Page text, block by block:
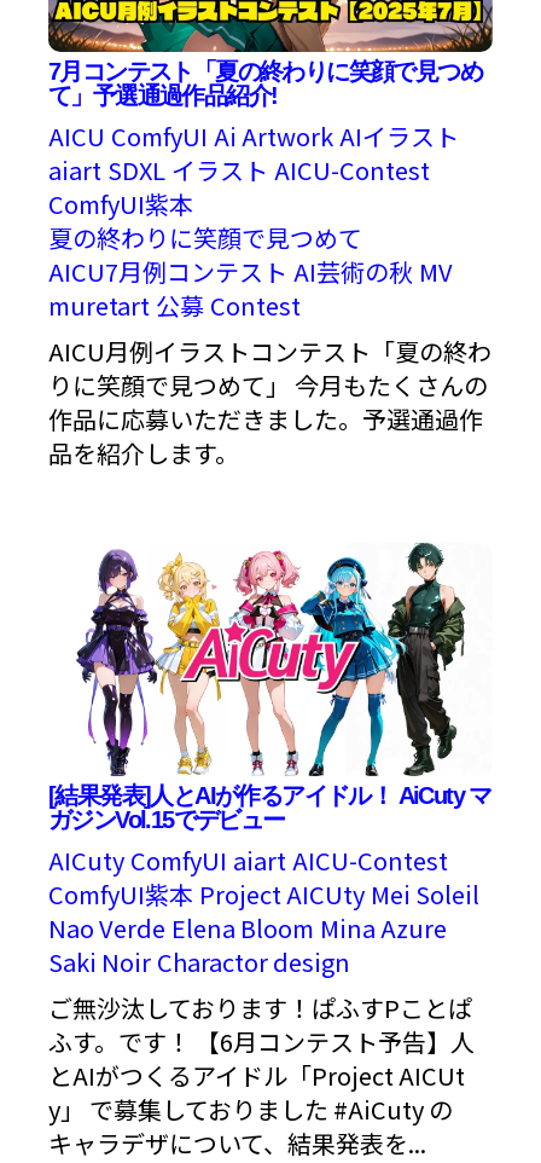
7月コンテスト「夏の終わりに笑顔で見つめ
て」予選通過作品紹介!
AICU ComfyUI Ai ArtworkAIイラスト
aiart SDXL イラスト AICU-Contest
ComfyUI紫本
夏の終わりに笑顔で見つめて
AICU7月例コンテスト AI芸術の秋 MV
muretart 公募 Contest
AICU月例イラストコンテスト「夏の終わ
りに笑顔で見つめて」 今月もたくさんの
作品に応募いただきました。予選通過作
品を紹介します。
[結果発表]人とAIが作るアイドル！ AiCuty マ
ガジンVol.15でデビュー
AICuty ComfyUI aiartAICU-Contest
ComfyUI紫本 Project AICUty Mei Soleil
Nao Verde Elena Bloom Mina Azure
Saki Noir Charactor design
ご無沙汰しております！ぱふすPことぱ
ふす。です！ 【6月コンテスト予告】人
とAIがつくるアイドル「Project AICUt
y」 で募集しておりました #AiCuty の
キャラデザについて、結果発表を...